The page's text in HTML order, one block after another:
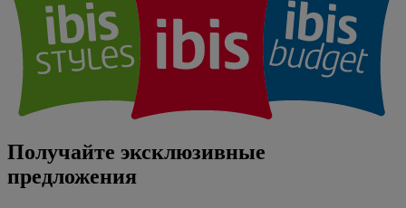
Получайте эксклюзивные
предложения